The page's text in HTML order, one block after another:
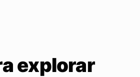
explorar